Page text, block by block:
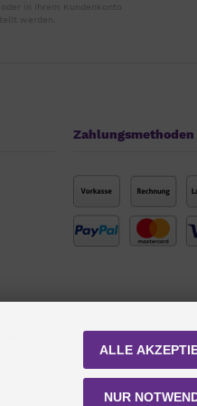
in Ihrem Kundenkonto
werden.
Zahlungsmethoden
ALLE
NUR